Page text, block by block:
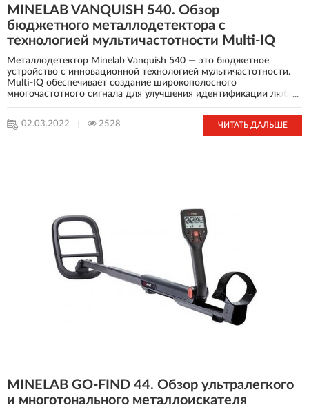
MINELAB VANQUISH 540. Обзор
бюджетного металлодетектора с
технологией мультичастотности Multi-IQ
Металлодетектор Minelab Vanquish 540 — это бюджетное
устройство с инновационной технологией мультичастотности.
Multi-IQ обеспечивает создание широкополосного
многочастотного сигнала для улучшения идентификации любых
целей на глубине. При этом частоты не просто переключаются
между собой — они задействуются одновременно для
улучшения чувствительности прибора к целям любого типа и
размера. Технология позволяет максимально снизить шум от
...
02.03.2022 2528 ЧИТАТЬ ДАЛЬШЕ
MINELAB GO-FIND 44. Обзор ультралегкого
и многотонального металлоискателя